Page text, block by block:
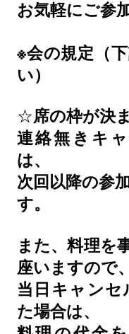
お気軽にご参
※会の規定（
い）
☆席の枠が決
連絡無きキ
は、
次回以降の参
す。
また、料理を
座いますので、
当日キャンセ
た場合は、